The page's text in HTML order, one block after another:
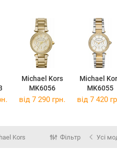
Michael Kors
MK6056
Michael
MK6055
від 7 290 грн. від 7 420
Kors Фільтр Усі